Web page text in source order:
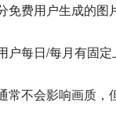
免费用户生成的
户每日/每月有固
常不会影响画质，